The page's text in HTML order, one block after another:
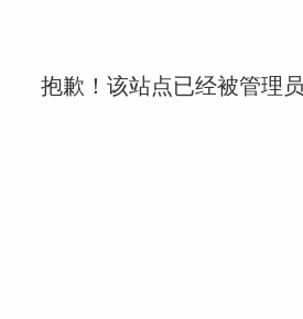
抱歉！该站点已经被管理